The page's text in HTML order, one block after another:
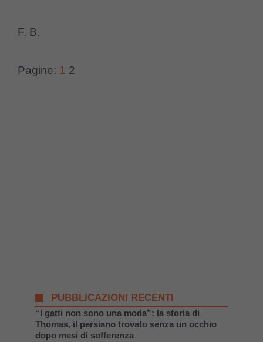
F. B.
Pagine: 1 2
PUBBLICAZIONI RECENTI
“I gatti non sono una moda”: la storia di
Thomas, il persiano trovato senza un occhio
dopo mesi di sofferenza